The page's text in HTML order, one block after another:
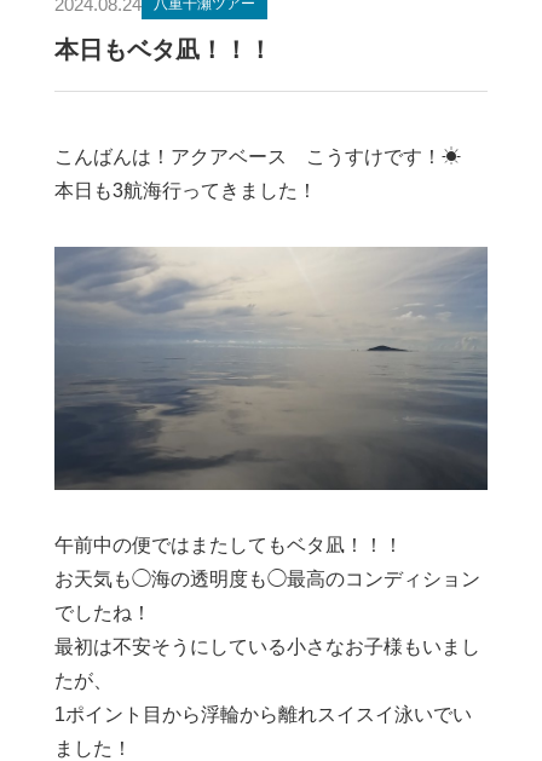
本日もベタ凪！！！
こんばんは！アクアベース こうすけです！☀︎
本日も3航海行ってきました！
午前中の便ではまたしてもベタ凪！！！
お天気も◯海の透明度も◯最高のコンディション
でしたね！
最初は不安そうにしている小さなお子様もいまし
たが、
1ポイント目から浮輪から離れスイスイ泳いでい
ました！